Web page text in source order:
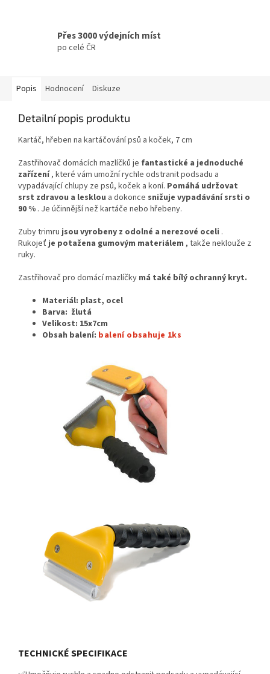
Přes 3000 výdejních míst
po celé ČR
Popis Hodnocení Diskuze
Detailní popis produktu
Kartáč, hřeben na kartáčování psů a koček, 7 cm
Zastřihovač domácích mazlíčků je fantastické a jednoduché
zařízení, které vám umožní rychle odstranit podsadu a
vypadávající chlupy ze psů, koček a koní. Pomáhá udržovat
srst zdravou a lesklou a dokonce snižuje vypadávání srsti o
90 % . Je účinnější než kartáče nebo hřebeny.
Zuby trimrujsou vyrobeny z odolné a nerezové oceli .
Rukojeťje potažena gumovým materiálem , takže neklouže z
ruky.
Zastřihovač pro domácí mazlíčky má také bílý ochranný kryt.
Materiál: plast, ocel
Barva: žlutá
Velikost: 15x7cm
Obsah balení: balení obsahuje 1ks
TECHNICKÉ SPECIFIKACE